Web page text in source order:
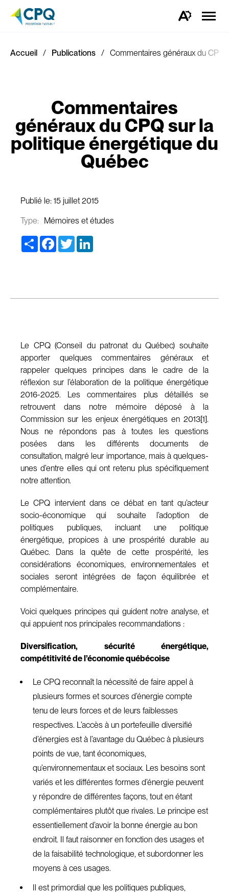
Ouvrez
d'accessibilité.
la
Accueil Publications Commentaires généraux du
Commentaires
généraux du CPQ sur la
politique énergétique du
Québec
Publié le: 15 juillet 2015
Type: Mémoires et études
Share Facebook
Twitter
Le CPQ (Conseil du patronat du Québec) souhaite
apporter quelques commentaires généraux et
rappeler quelques principes dans le cadre de la
réflexion sur l’élaboration de la politique énergétique
2016-2025. Les commentaires plus détaillés se
retrouvent dans notre mémoire déposé à la
Commission sur les enjeux énergétiques en 2013[1].
Nous ne répondons pas à toutes les questions
posées dans les différents documents de
consultation, malgré leur importance, mais à quelques-
unes d’entre elles qui ont retenu plus spécifiquement
notre attention.
Le CPQ intervient dans ce débat en tant qu’acteur
socio-économique qui souhaite l’adoption de
politiques publiques, incluant une politique
énergétique, propices à une prospérité durable au
Québec. Dans la quête de cette prospérité, les
considérations économiques, environnementales et
sociales seront intégrées de façon équilibrée et
complémentaire.
Voici quelques principes qui guident notre analyse, et
qui appuient nos principales recommandations :
Diversification, sécurité énergétique,
compétitivité de l’économie québécoise
Le CPQ reconnaît la nécessité de faire appel à
plusieurs formes et sources d’énergie compte
tenu de leurs forces et de leurs faiblesses
respectives. L’accès à un portefeuille diversifié
d’énergies est à l’avantage du Québec à plusieurs
points de vue, tant économiques,
qu’environnementaux et sociaux. Les besoins sont
variés et les différentes formes d’énergie peuvent
y répondre de différentes façons, tout en étant
complémentaires plutôt que rivales. Le principe est
essentiellement d’avoir la bonne énergie au bon
endroit. Il faut raisonner en fonction des usages et
de la faisabilité technologique, et subordonner les
moyens à ces usages.
Il est primordial que les politiques publiques,